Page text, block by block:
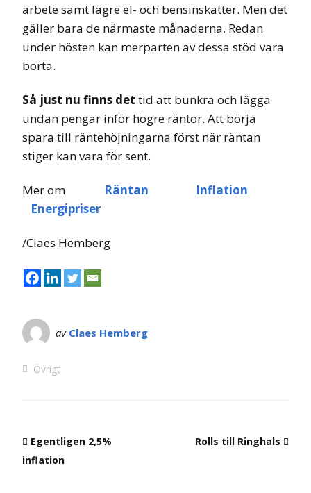
arbete samt lägre el- och bensinskatter. Men det
gäller bara de närmaste månaderna. Redan
under hösten kan merparten av dessa stöd vara
borta.
Så just nu finns det tid att bunkra och lägga
undan pengar inför högre räntor. Att börja
spara till räntehöjningarna först när räntan
stiger kan vara för sent.
Mer om Räntan
Inflation
Energipriser
/Claes Hemberg
av Claes Hemberg
Övrigt
Egentligen 2,5%
inflation
Rolls till Ringhals